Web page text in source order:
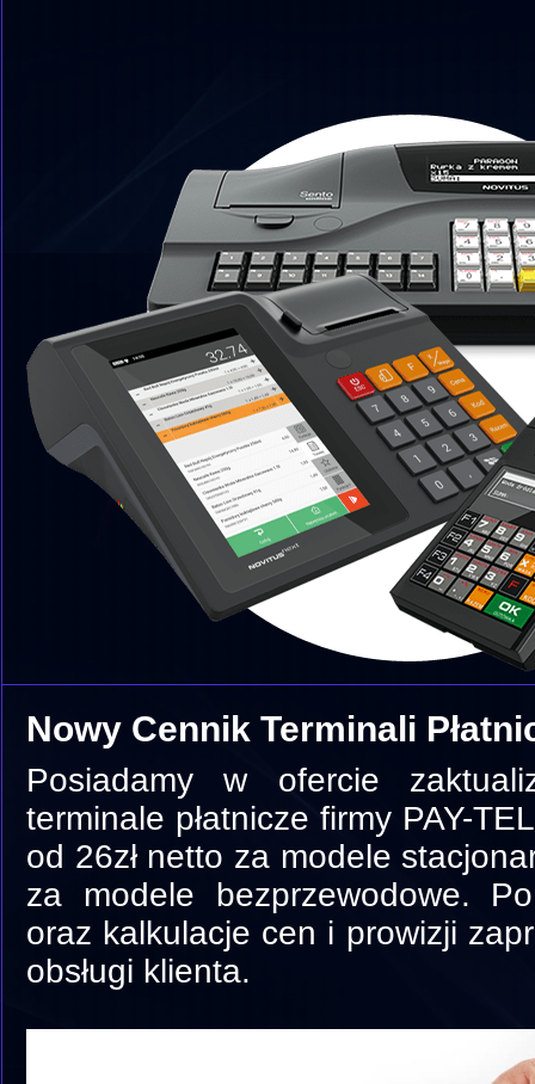
Nowy Cennik Terminali
Posiadamy w ofercie
terminale płatnicze firmy PAY-
od 26zł netto za modele
za modele bezprzewodowe.
oraz kalkulacje cen i prowizji
obsługi klienta.